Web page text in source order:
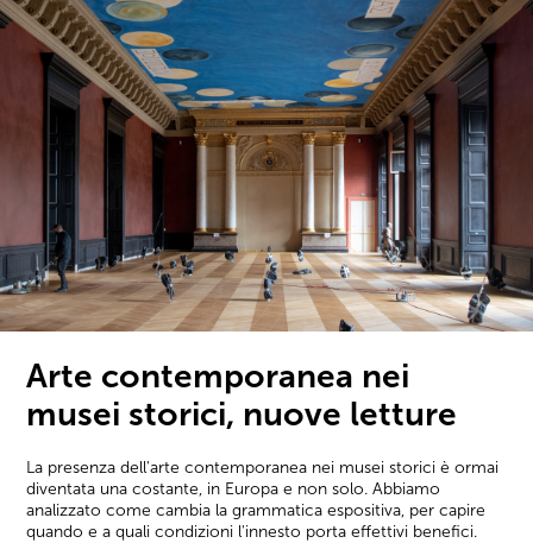
Arte contemporanea nei
musei storici, nuove letture
La presenza dell'arte contemporanea nei musei storici è ormai
diventata una costante, in Europa e non solo. Abbiamo
analizzato come cambia la grammatica espositiva, per capire
quando e a quali condizioni l'innesto porta effettivi benefici.